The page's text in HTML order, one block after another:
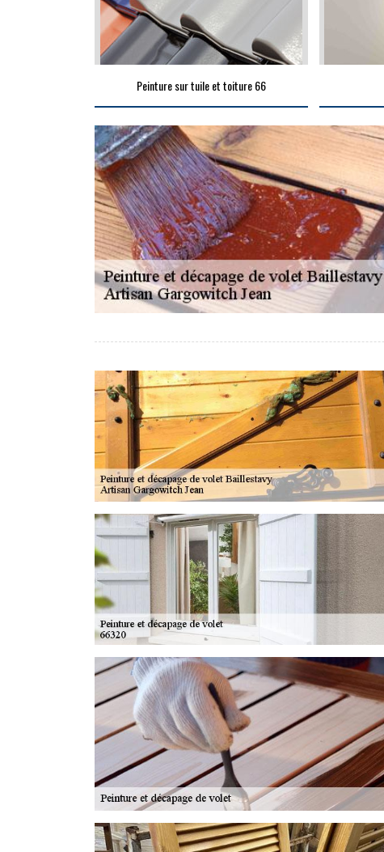
Peinture sur tuile et toiture 66